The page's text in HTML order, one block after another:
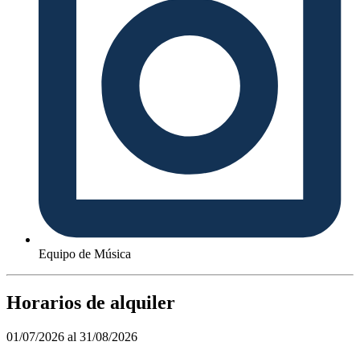
Equipo de Música
Horarios de alquiler
01/07/2026 al 31/08/2026